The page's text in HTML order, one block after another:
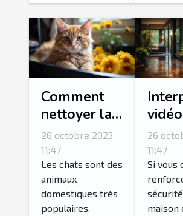
Comment
nettoyer la
litière de
son chat ?
26 octobre 2023
11:47
Les chats sont des
animaux
domestiques très
populaires.
choix
26
11:47
Si vous
maison